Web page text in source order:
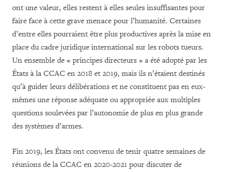
ont une valeur, elles restent à elles seules insuffisantes pour
faire face à cette grave menace pour l’humanité. Certaines
d’entre elles pourraient être plus productives après la mise en
place du cadre juridique international sur les robots tueurs.
Un ensemble de « principes directeurs » a été adopté par les
États à la CCAC en 2018 et 2019, mais ils n’étaient destinés
qu’à guider leurs délibérations et ne constituent pas en eux-
mêmes une réponse adéquate ou appropriée aux multiples
questions soulevées par l’autonomie de plus en plus grande
des systèmes d’armes.
Fin 2019, les États ont convenu de tenir quatre semaines de
réunions de la CCAC en 2020-2021 pour discuter de